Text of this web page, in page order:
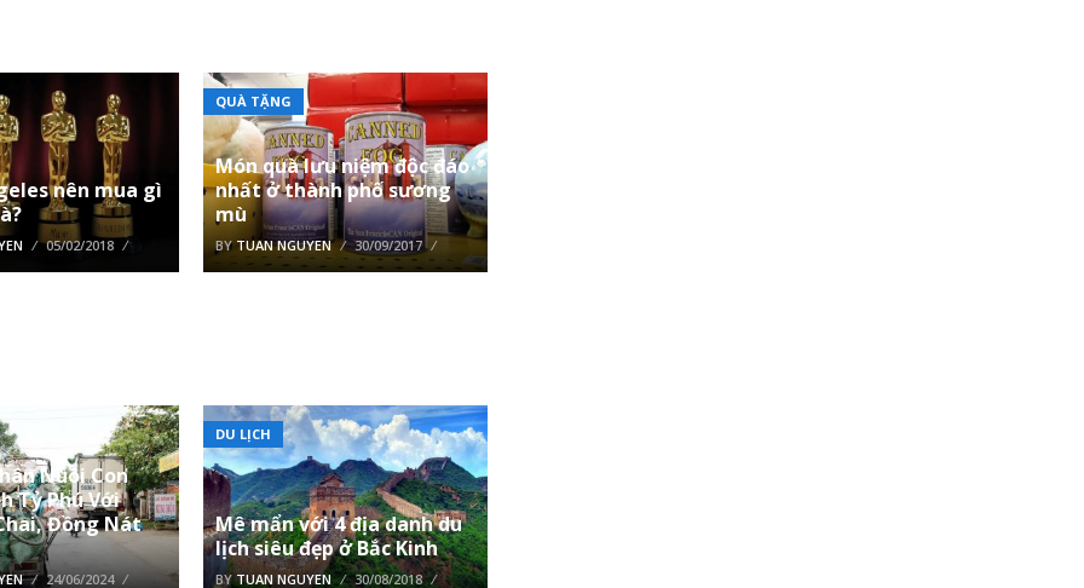
nên mua gì
05/02/2018
QUÀ TẶNG
Món quà lưu niệm độc đáo
nhất ở thành phố sương
mù
BYTUAN NGUYEN 30/09/2017
Nuôi Con
Tỷ Phú Với
Đồng Nát
24/06/2024
DU LỊCH
Mê mẩn với 4 địa danh du
lịch siêu đẹp ở Bắc Kinh
BYTUAN NGUYEN 30/08/2018